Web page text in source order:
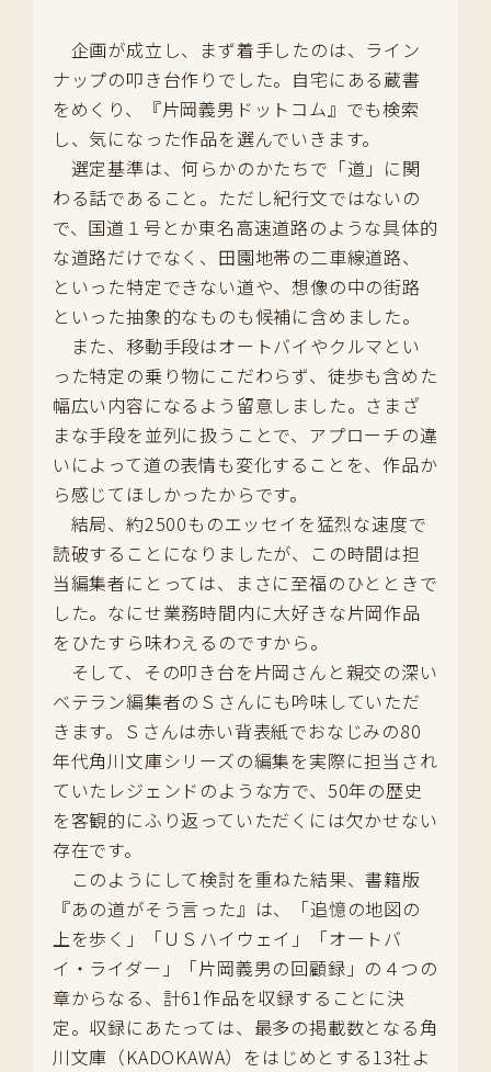
企画が成立し、まず着手したのは、ライン
ナップの叩き台作りでした。自宅にある蔵書
をめくり、『片岡義男ドットコム』でも検索
し、気になった作品を選んでいきます。
選定基準は、何らかのかたちで「道」に関
わる話であること。ただし紀行文ではないの
で、国道１号とか東名高速道路のような具体的
な道路だけでなく、田園地帯の二車線道路、
といった特定できない道や、想像の中の街路
といった抽象的なものも候補に含めました。
また、移動手段はオートバイやクルマとい
った特定の乗り物にこだわらず、徒歩も含めた
幅広い内容になるよう留意しました。さまざ
まな手段を並列に扱うことで、アプローチの違
いによって道の表情も変化することを、作品か
ら感じてほしかったからです。
結局、約2500ものエッセイを猛烈な速度で
読破することになりましたが、この時間は担
当編集者にとっては、まさに至福のひとときで
した。なにせ業務時間内に大好きな片岡作品
をひたすら味わえるのですから。
そして、その叩き台を片岡さんと親交の深い
ベテラン編集者のＳさんにも吟味していただ
きます。Ｓさんは赤い背表紙でおなじみの80
年代角川文庫シリーズの編集を実際に担当され
ていたレジェンドのような方で、50年の歴史
を客観的にふり返っていただくには欠かせない
存在です。
このようにして検討を重ねた結果、書籍版
『あの道がそう言った』は、「追憶の地図の
上を歩く」「ＵＳハイウェイ」「オートバ
イ・ライダー」「片岡義男の回顧録」の４つの
章からなる、計61作品を収録することに決
定。収録にあたっては、最多の掲載数となる角
川文庫（KADOKAWA）をはじめとする13社よ